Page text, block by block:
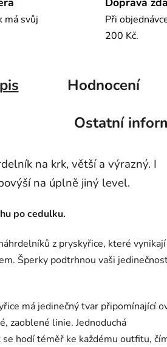
má svůj
Při
200 Kč.
Hodnocení
Ostatní
na krk, větší a výrazný. I
na úplně jiný level.
po cedulku.
z pryskyřice, které vynikají
Šperky podtrhnou vaši
má jedinečný tvar připomínající
zaoblené linie. Jednoduchá
hodí téměř ke každému outfitu,